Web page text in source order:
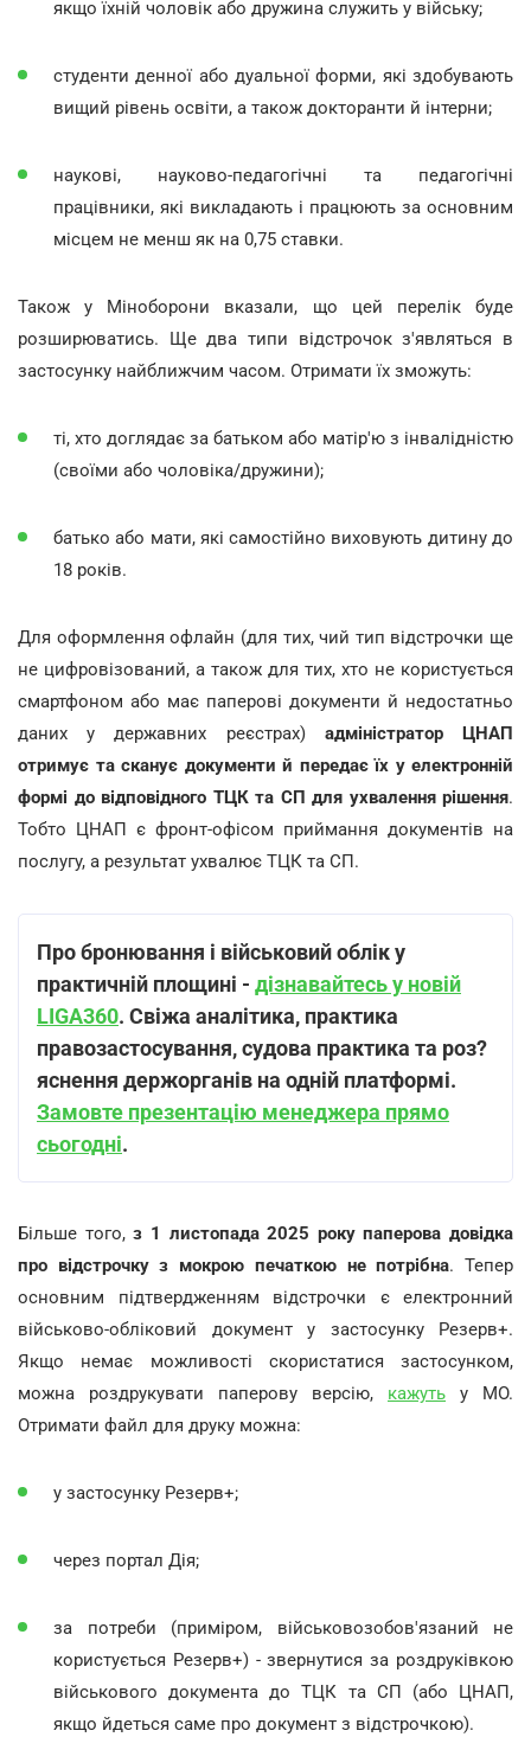
якщо їхній чоловік або дружина служить у війську;
студенти денної або дуальної форми, які здобувають
вищий рівень освіти, а також докторанти й інтерни;
наукові, науково-педагогічні та педагогічні
працівники, які викладають і працюють за основним
місцем не менш як на 0,75 ставки.
Також у Міноборони вказали, що цей перелік буде
розширюватись. Ще два типи відстрочок з'являться в
застосунку найближчим часом. Отримати їх зможуть:
ті, хто доглядає за батьком або матір'ю з інвалідністю
(своїми або чоловіка/дружини);
батько або мати, які самостійно виховують дитину до
18 років.
Для оформлення офлайн (для тих, чий тип відстрочки ще
не цифровізований, а також для тих, хто не користується
смартфоном або має паперові документи й недостатньо
даних у державних реєстрах) адміністратор ЦНАП
отримує та сканує документи й передає їх у електронній
формі до відповідного ТЦК та СП для ухвалення рішення.
Тобто ЦНАП є фронт-офісом приймання документів на
послугу, а результат ухвалює ТЦК та СП.
Про бронювання і військовий облік у
практичній площині - дізнавайтесь у новій
LIGA360. Свіжа аналітика, практика
правозастосування, судова практика та роз?
яснення держорганів на одній платформі.
Замовте презентацію менеджера прямо
сьогодні.
Більше того,з 1 листопада 2025 року паперова довідка
про відстрочку з мокрою печаткою не потрібна. Тепер
основним підтвердженням відстрочки є електронний
військово-обліковий документ у застосунку Резерв+.
Якщо немає можливості скористатися застосунком,
можна роздрукувати паперову версію, кажуть у МО.
Отримати файл для друку можна:
у застосунку Резерв+;
через портал Дія;
за потреби (приміром, військовозобов'язаний не
користується Резерв+) - звернутися за роздруківкою
військового документа до ТЦК та СП (або ЦНАП,
якщо йдеться саме про документ з відстрочкою).